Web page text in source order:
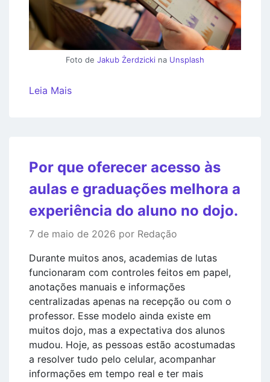
Foto de Jakub Żerdzicki na Unsplash
Leia Mais
Por que oferecer acesso às
aulas e graduações melhora a
experiência do aluno no dojo.
7 de maio de 2026 por Redação
Durante muitos anos, academias de lutas
funcionaram com controles feitos em papel,
anotações manuais e informações
centralizadas apenas na recepção ou com o
professor. Esse modelo ainda existe em
muitos dojo, mas a expectativa dos alunos
mudou. Hoje, as pessoas estão acostumadas
a resolver tudo pelo celular, acompanhar
informações em tempo real e ter mais